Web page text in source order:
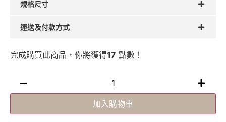
規格尺寸
運送及付款方式
完成購買此商品，你將獲得17 點數！
加入購物車